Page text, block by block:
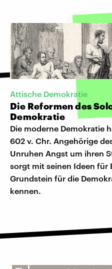
Attische Demokratie
Die Reformen des
Demokratie
Die moderne Demokratie
602 v. Chr. Angehörige
Unruhen Angst um ihren
sorgt mit seinen Ideen für
Grundstein für die
kennen.